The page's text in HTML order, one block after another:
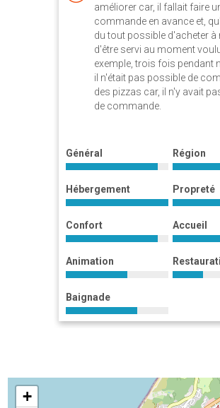
améliorer car, il fallait faire
commande en avance et,
du tout possible d'acheter à
d'être servi au moment
exemple, trois fois pendant
il n'était pas possible de
des pizzas car, il n'y avait
de commande.
Général Région
Hébergement Propreté
Confort Accueil
Animation
Baignade
+